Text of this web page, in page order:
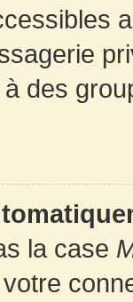
des
la case